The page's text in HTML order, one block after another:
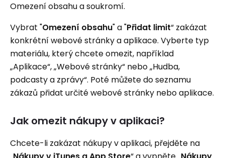
Omezení obsahu a soukromí.
Vybrat "Omezení obsahu" a "Přidat limit“ zakázat
konkrétní webové stránky a aplikace. Vyberte typ
materiálu, který chcete omezit, například
„Aplikace“, „Webové stránky“ nebo „Hudba,
podcasty a zprávy“. Poté můžete do seznamu
zákazů přidat určité webové stránky nebo aplikace.
Jak omezit nákupy v aplikaci?
Chcete-li zakázat nákupy v aplikaci, přejděte na